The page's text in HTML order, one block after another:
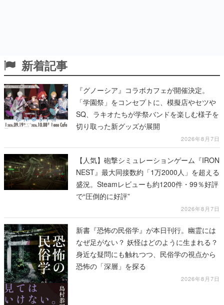
新着記事
『グノーシア』コラボカフェが開催決定。
「学園祭」をコンセプトに、模擬店やセツや
SQ、ラキオたちが学祭バンドを楽しむ様子を
切り取った新グッズが展開
2026年8月7日
【人気】砲撃シミュレーションゲーム『IRON
NEST』最大同接数約「1万2000人」を超える
盛況。Steamレビューも約1200件・99％好評
で“圧倒的に好評”
2026年8月7日
新書『恐怖の民俗学』が本日刊行。幽霊には
なぜ足がない？ 妖怪はどのように生まれる？
身近な疑問にも触れつつ、民俗学の視点から
恐怖の「深層」を探る
2026年8月7日